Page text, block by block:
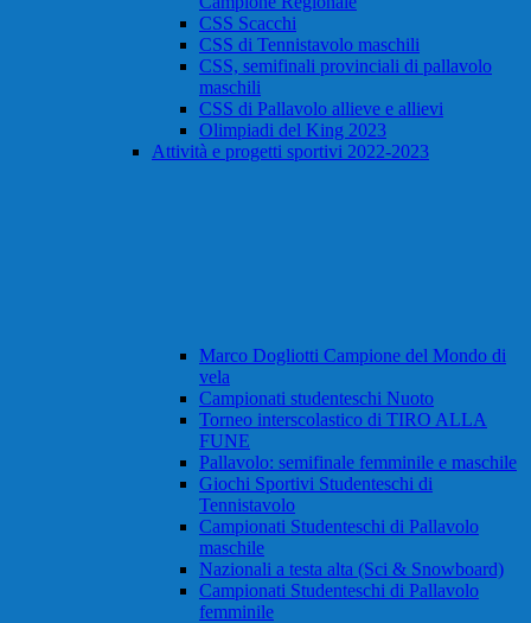
CSS Scacchi
CSS di Tennistavolo maschili
CSS, semifinali provinciali di pallavolo
maschili
CSS di Pallavolo allieve e allievi
Olimpiadi del King 2023
Attività e progetti sportivi 2022-2023
Marco Dogliotti Campione del Mondo di
vela
Campionati studenteschi Nuoto
Torneo interscolastico di TIRO ALLA
FUNE
Pallavolo: semifinale femminile e maschile
Giochi Sportivi Studenteschi di
Tennistavolo
Campionati Studenteschi di Pallavolo
maschile
Nazionali a testa alta (Sci & Snowboard)
Campionati Studenteschi di Pallavolo
femminile